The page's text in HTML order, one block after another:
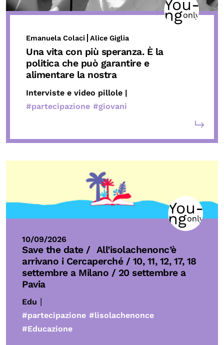
Emanuela Colaci Alice Giglia
Una vita con più speranza. È la
politica che può garantire e
alimentare la nostra
Interviste e video pillole |
#partecipazione #giovani
10/09/2026
Save the date / All’isolachenonc’è
arrivano i Cercaperché / 10, 11, 12, 17, 18
settembre a Milano / 20 settembre a
Pavia
Edu |
#partecipazione #lisolachenonce
#Educazione